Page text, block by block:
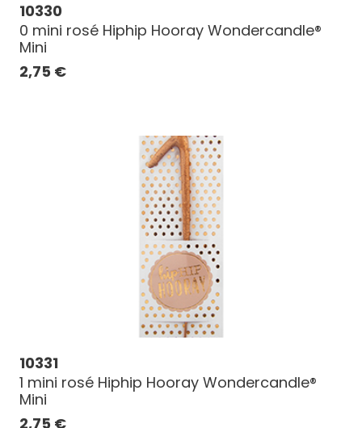
10330
0 mini rosé Hiphip Hooray Wondercandle®
Mini
2,75 €
10331
1 mini rosé Hiphip Hooray Wondercandle®
Mini
2,75 €